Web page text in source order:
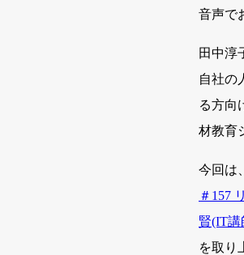
音声で
田中淳
自社の
る方向
材教育
今回は
＃157
賢(IT講
を取り